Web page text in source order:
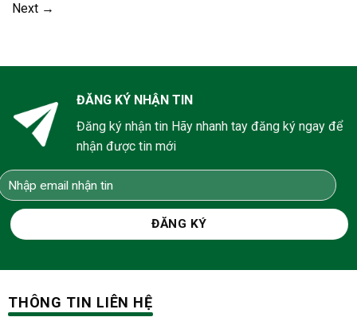
Next →
ĐĂNG KÝ NHẬN TIN
Đăng ký nhận tin Hãy nhanh tay đăng ký ngay để
nhận được tin mới
THÔNG TIN LIÊN HỆ